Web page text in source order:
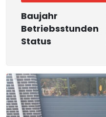
Baujahr
Betriebsstunden
Status